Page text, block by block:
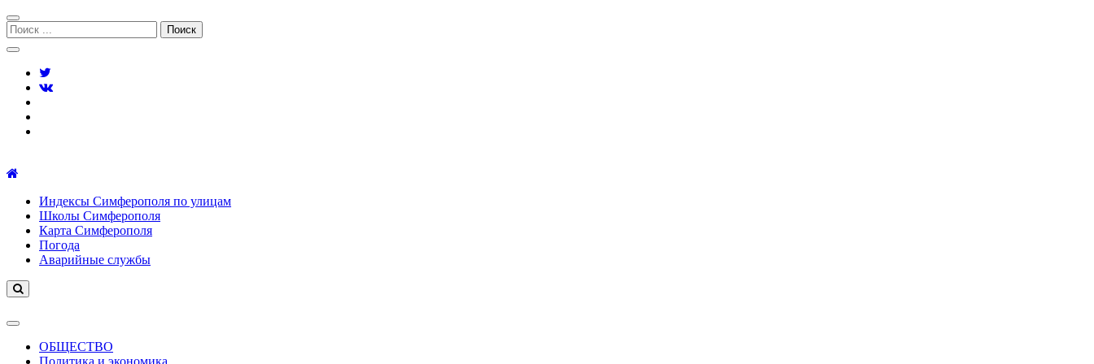
Перейти
к
навигации
Перейти
к
содержимому
Поиск:
Индексы Симферополя по улицам
Школы Симферополя
Карта Симферополя
Погода
Аварийные службы
ОБЩЕСТВО
Политика и экономика